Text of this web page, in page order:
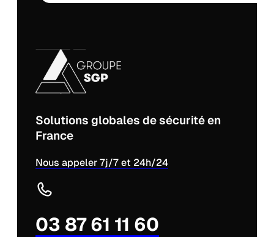
Solutions globales de sécurité en
France
Nous appeler 7j/7 et 24h/24
03 87 61 11 60